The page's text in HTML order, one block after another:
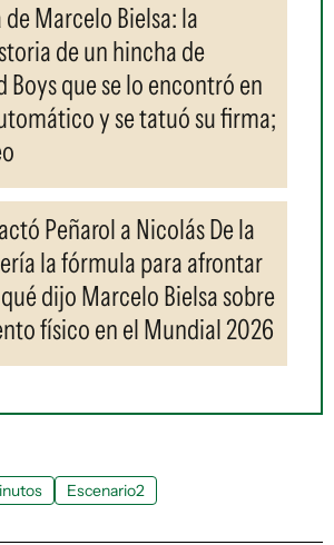
Marcelo Bielsa: la
de un hincha de
Boys que se lo encontró en
y se tatuó su firma;
Peñarol a Nicolás De la
la fórmula para afrontar
dijo Marcelo Bielsa sobre
físico en el Mundial 2026
Escenario2